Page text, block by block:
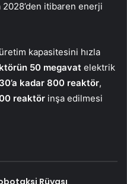
itibaren enerji
kapasitesini hızla
50 megavat elektrik
kadar 800 reaktör,
reaktör inşa edilmesi